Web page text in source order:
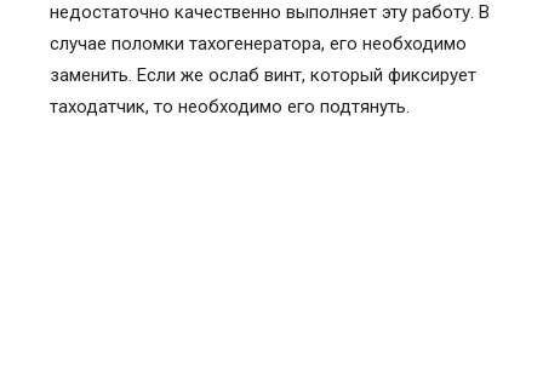
недостаточно качественно выполняет эту работу. В
случае поломки тахогенератора, его необходимо
заменить. Если же ослаб винт, который фиксирует
таходатчик, то необходимо его подтянуть.